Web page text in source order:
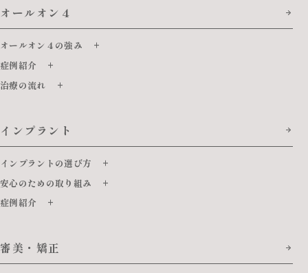
オールオン４
オールオン４の強み
症例紹介
治療の流れ
インプラント
インプラントの選び方
安心のための取り組み
症例紹介
審美・矯正